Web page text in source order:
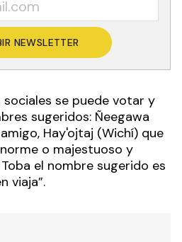
NEWSLETTER
se puede votar y
sugeridos: Ñeegawa
Hay'ojtaj (Wichí) que
o majestuoso y
el nombre sugerido es
viaja”.